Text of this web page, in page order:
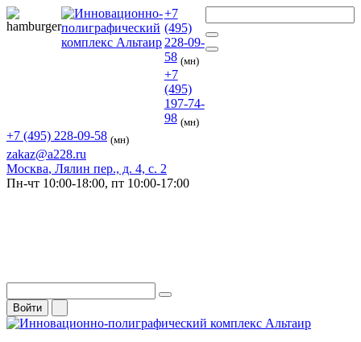
+7
(495)
228-09-
58 (мн)
+7
(495)
197-74-
98 (мн)
+7 (495) 228-09-58 (мн)
zakaz@a228.ru
Москва, Лялин пер., д. 4, с. 2
Пн-чт 10:00-18:00, пт 10:00-17:00
Войти